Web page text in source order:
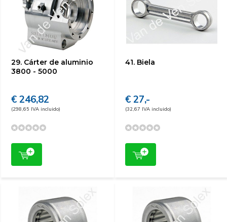
29. Cárter de aluminio
3800 - 5000
€ 246,82
(298,65 IVA incluido)
41. Biela
€ 27,-
(32,67 IVA incluido)